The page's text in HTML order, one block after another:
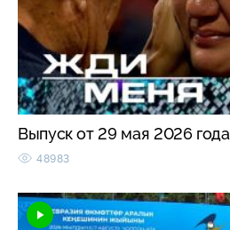
Выпуск от 29 мая 2026 года
48983